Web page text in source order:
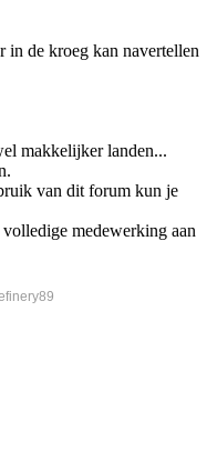
in de kroeg kan navertellen
makkelijker landen...
van dit forum kun je
medewerking aan